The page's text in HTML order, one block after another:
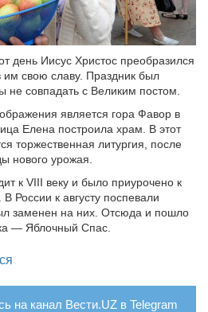
день Иисус Христос преобразился
им свою славу. Праздник был
не совпадать с Великим постом.
является гора Фавор в
Елена построила храм. В этот
торжественная литургия, после
нового урожая.
к VIII веку и было приурочено к
России к августу поспевали
заменен на них. Отсюда и пошло
— Яблочный Спас.
на канал Вести.UZ в Telegram